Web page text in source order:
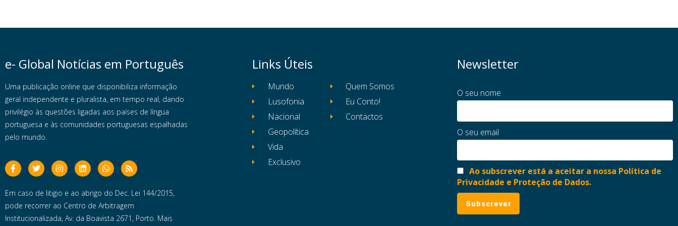
e- Global Notícias em Português
Uma publicação online que disponibiliza informação
geral independente e pluralista, em tempo real, dando
privilégio às questões ligadas aos países de língua
portuguesa e às comunidades portuguesas espalhadas
pelo mundo.
Em caso de litigio e ao abrigo do Dec. Lei 144/2015,
pode recorrer ao Centro de Arbitragem
Institucionalizada, Av. da Boavista 2671, Porto. Mais
Links Úteis
Mundo
Lusofonia
Nacional
Geopolítica
Vida
Exclusivo
Quem Somos
Eu Conto!
Contactos
Newsletter
O seu nome
O seu email
Ao subscrever está a aceitar a nossa Política de
Privacidade e Proteção de Dados.